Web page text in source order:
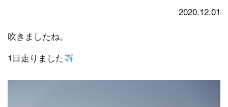
2020.12.01
吹きましたね。
1日走りました